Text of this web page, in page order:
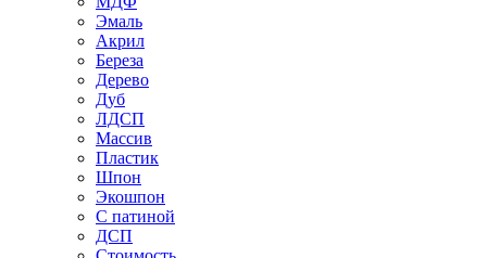
Эмаль
Акрил
Береза
Дерево
Дуб
ЛДСП
Массив
Пластик
Шпон
Экошпон
С патиной
ДСП